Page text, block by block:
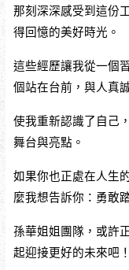
那刻深深感受到這份
得回憶的美好時光。
這些經歷讓我從一個
個站在台前，與人真
使我重新認識了自己
舞台與亮點。
如果你也正處在人生
麼我想告訴你：勇敢
孫華姐姐團隊，或許
起迎接更好的未來吧！